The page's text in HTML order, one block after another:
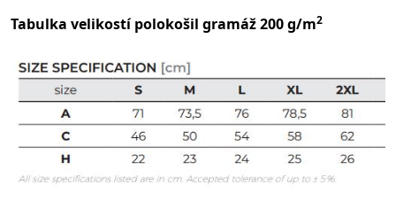
Tabulka velikostí polokošil gramáž 200 g/m2